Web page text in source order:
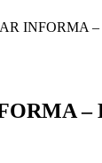
INFORMA –
–